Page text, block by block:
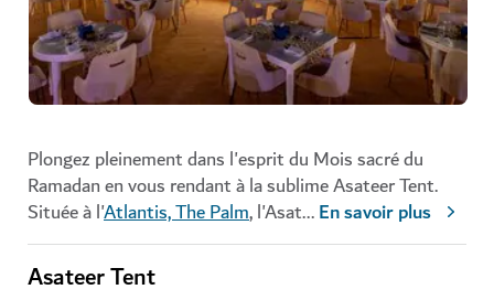
Plongez pleinement dans l'esprit du Mois sacré du
Ramadan en vous rendant à la sublime Asateer Tent.
Située à l'Atlantis, The Palm, l'Asat...En savoir plus
Asateer Tent